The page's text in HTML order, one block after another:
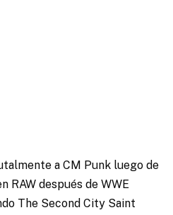
a CM Punk luego de
RAW después de WWE
The Second City Saint